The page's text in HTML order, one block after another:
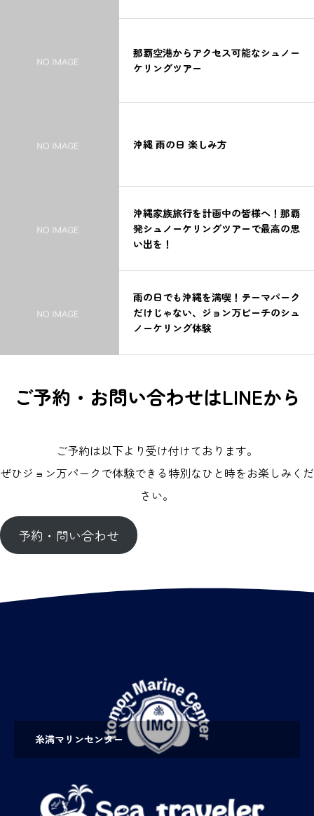
那覇空港からアクセス可能なシュノー
ケリングツアー
沖縄 雨の日 楽しみ方
沖縄家族旅行を計画中の皆様へ！那覇
発シュノーケリングツアーで最高の思
い出を！
雨の日でも沖縄を満喫！テーマパーク
だけじゃない、ジョン万ビーチのシュ
ノーケリング体験
ご予約・お問い合わせはLINEから
ご予約は以下より受け付けております。
ぜひジョン万パークで体験できる特別なひと時をお楽しみくだ
さい。
予約・問い合わせ
糸満マリンセンター